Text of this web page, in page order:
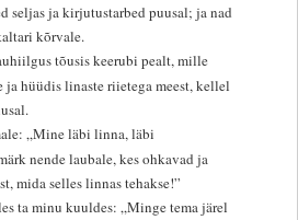
seljas ja kirjutustarbed puusal; ja nad
kõrvale.
tõusis keerubi pealt, mille
hüüdis linaste riietega meest, kellel
„Mine läbi linna, läbi
nende laubale, kes ohkavad ja
mida selles linnas tehakse!”
ta minu kuuldes: „Minge tema järel